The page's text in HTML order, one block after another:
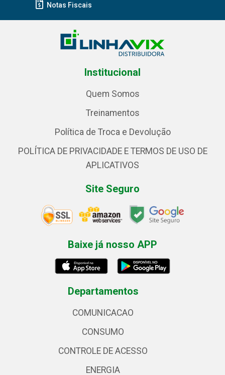
Notas Fiscais
Institucional
Quem Somos
Treinamentos
Política de Troca e Devolução
POLÍTICA DE PRIVACIDADE E TERMOS DE USO DE
APLICATIVOS
Site Seguro
Baixe já nosso APP
Departamentos
COMUNICACAO
CONSUMO
CONTROLE DE ACESSO
ENERGIA